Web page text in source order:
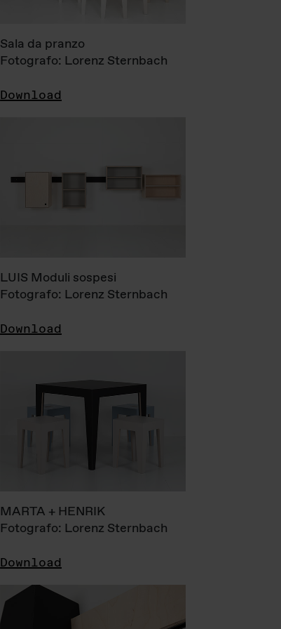
Sala da pranzo
Fotografo: Lorenz Sternbach
Download
LUIS Moduli sospesi
Fotografo: Lorenz Sternbach
Download
MARTA + HENRIK
Fotografo: Lorenz Sternbach
Download